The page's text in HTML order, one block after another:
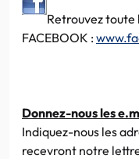
Retrouvez toute
FACEBOOK :
Donnez-nous les
Indiquez-nous les
recevront notre